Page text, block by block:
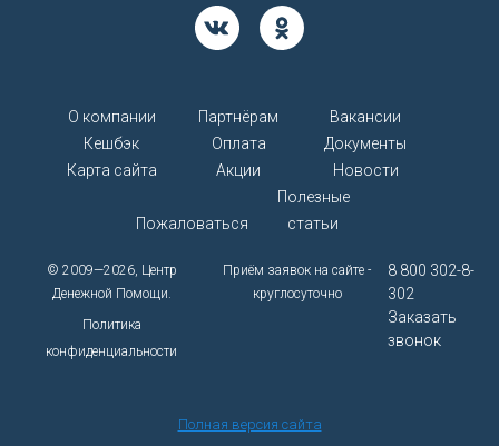
О компании Партнёрам
Вакансии
Кешбэк
Оплата
Документы
Карта сайта
Акции Новости
Пожаловаться
Полезные
статьи
© 2009—2026, Центр
Денежной Помощи.
Политика
конфиденциальности
Приём заявок на сайте -
круглосуточно
8 800 302-8-
302
Заказать
звонок
Полная версия сайта